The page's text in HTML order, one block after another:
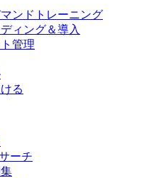
ンドトレーニング
ィング＆導入
管理
る
ーチ